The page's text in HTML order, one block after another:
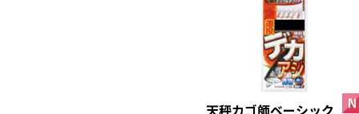
天秤カゴ師ベーシック